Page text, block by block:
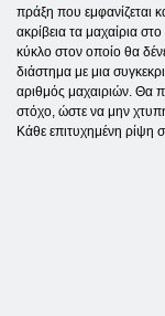
πράξη που εμφανίζεται
ακρίβεια τα μαχαίρια
κύκλο στον οποίο θα
διάστημα με μια
αριθμός μαχαιριών. Θα
στόχο, ώστε να μην
Κάθε επιτυχημένη ρίψη